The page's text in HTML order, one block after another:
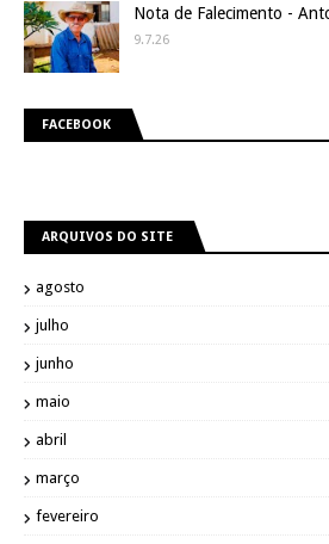
Nota de Falecimento -
9.7.26
FACEBOOK
ARQUIVOS DO SITE
agosto
julho
junho
maio
abril
março
fevereiro